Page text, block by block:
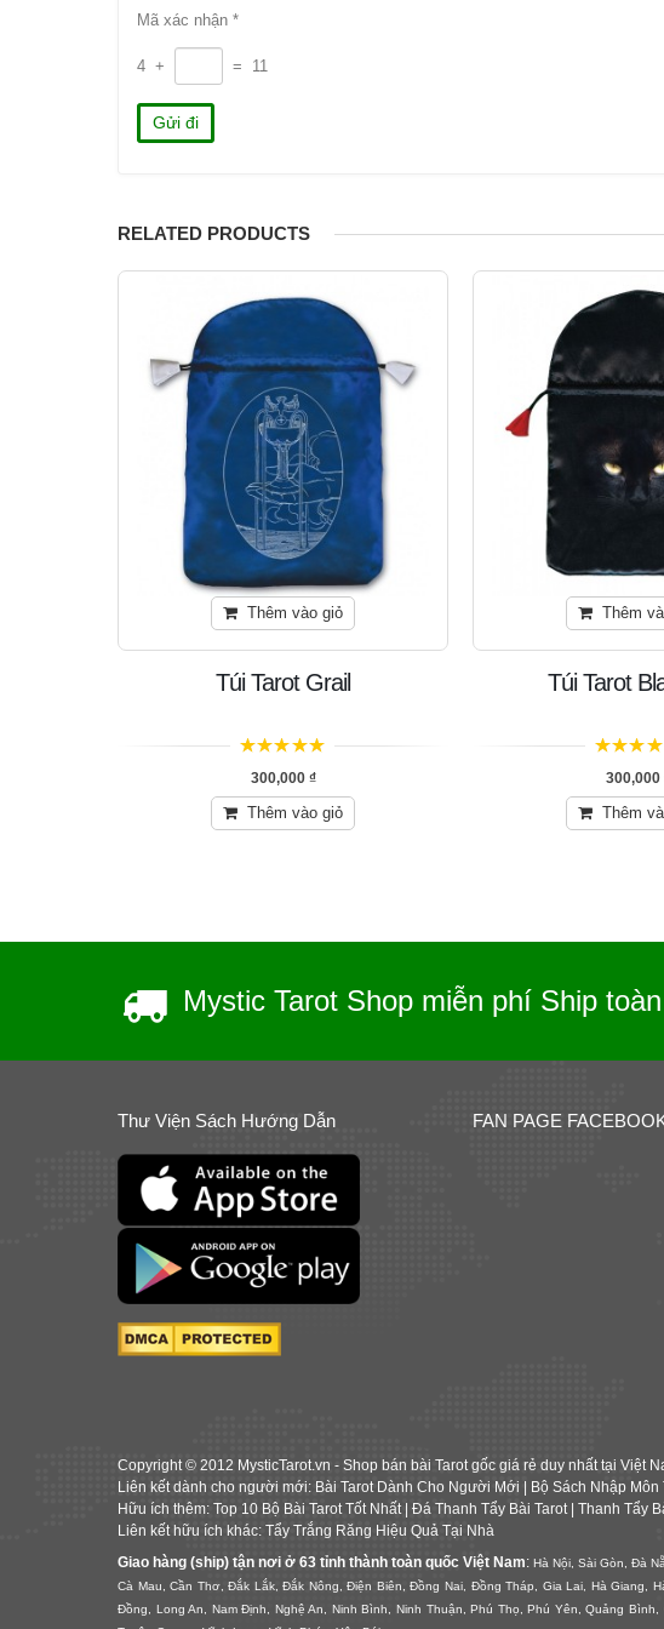
Mã xác nhận *
4 + = 11
RELATED PRODUCTS
Thêm vào giỏ
Túi Tarot Grail
trên 5
300,000 ₫
Thêm vào giỏ
Thêm
Túi Tarot
trên 5
300,000
Thêm
Mystic Tarot Shop miễn phí Ship
Thư Viện Sách Hướng Dẫn FAN PAGE
Copyright © 2012 MysticTarot.vn - Shop bán bài Tarot gốc giá rẻ duy nhất tại Việt
Liên kết dành cho người mới: Bài Tarot Dành Cho Người Mới Bộ Sách Nhập Môn
Hữu ích thêm: Top 10 Bộ Bài Tarot Tốt Nhất Đá Thanh Tẩy Bài Tarot Thanh Tẩy
Liên kết hữu ích khác: Tẩy Trắng Răng Hiệu Quả Tại Nhà
Giao hàng (ship) tận nơi ở 63 tỉnh thành toàn quốc Việt Nam:Hà Nội, Sài Gòn, Đà
Cà Mau, Cần Thơ, Đắk Lắk, Đắk Nông, Điện Biên, Đồng Nai, Đồng Tháp, Gia Lai, Hà Giang,
Đồng, Long An, Nam Định, Nghệ An, Ninh Bình, Ninh Thuận, Phú Thọ, Phú Yên, Quảng